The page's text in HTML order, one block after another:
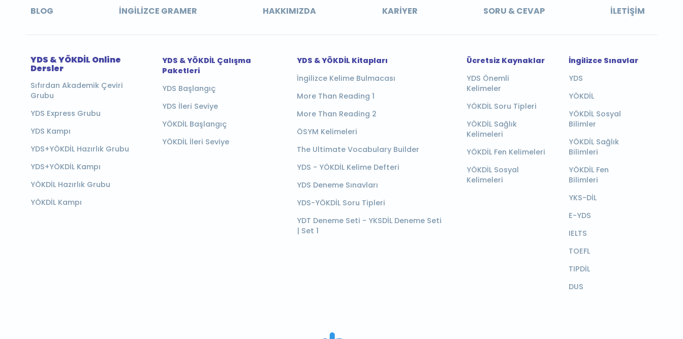
BLOG İNGILIZCE GRAMER HAKKIMIZDA KARIYER SORU & CEVAP İLETIŞIM
YDS & YÖKDİL Online
Dersler
Sıfırdan Akademik Çeviri
Grubu
YDS Express Grubu
YDS Kampı
YDS+YÖKDİL Hazırlık Grubu
YDS+YÖKDİL Kampı
YÖKDİL Hazırlık Grubu
YÖKDİL Kampı
YDS & YÖKDİL Çalışma
Paketleri
YDS Başlangıç
YDS İleri Seviye
YÖKDİL Başlangıç
YÖKDİL İleri Seviye
YDS & YÖKDİL Kitapları
İngilizce Kelime Bulmacası
More Than Reading 1
More Than Reading 2
ÖSYM Kelimeleri
The Ultimate Vocabulary Builder
YDS - YÖKDİL Kelime Defteri
YDS Deneme Sınavları
YDS-YÖKDİL Soru Tipleri
YDT Deneme Seti - YKSDİL Deneme Seti
| Set 1
Ücretsiz Kaynaklar
YDS Önemli
Kelimeler
YÖKDİL Soru Tipleri
YÖKDİL Sağlık
Kelimeleri
YÖKDİL Fen Kelimeleri
YÖKDİL Sosyal
Kelimeleri
İngilizce Sınavlar
YDS
YÖKDİL
YÖKDİL Sosyal
Bilimler
YÖKDİL Sağlık
Bilimleri
YÖKDİL Fen
Bilimleri
YKS-DİL
E-YDS
IELTS
TOEFL
TIPDİL
DUS